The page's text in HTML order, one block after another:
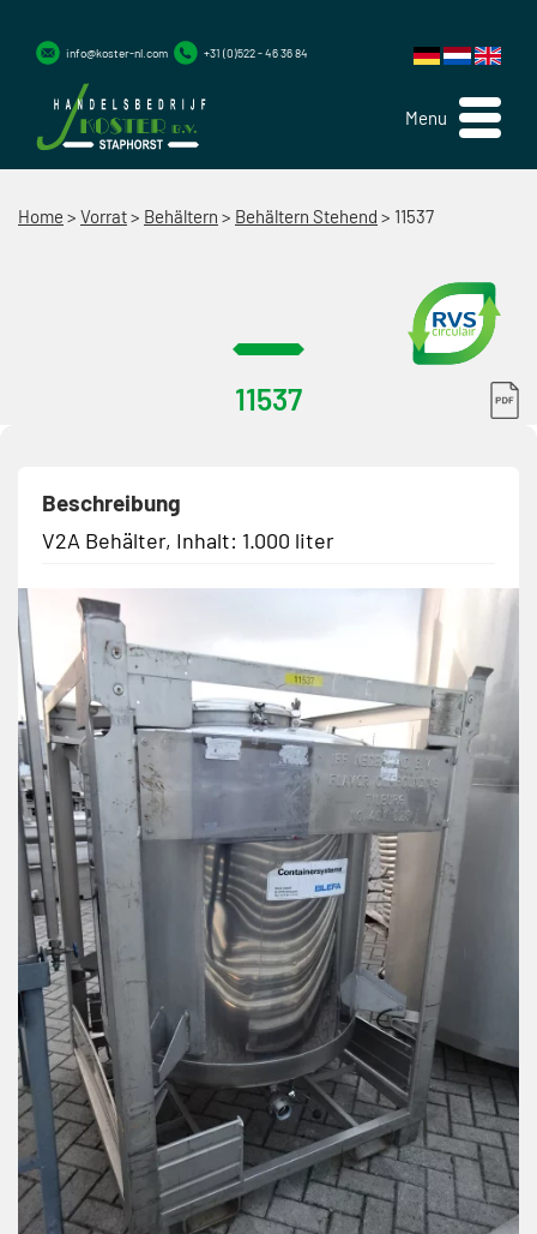
Menu
info@koster-nl.com +31 (0)522 - 46 36 84
Home > Vorrat> Behältern > Behältern Stehend > 11537
11537
Beschreibung
V2A Behälter, Inhalt: 1.000 liter